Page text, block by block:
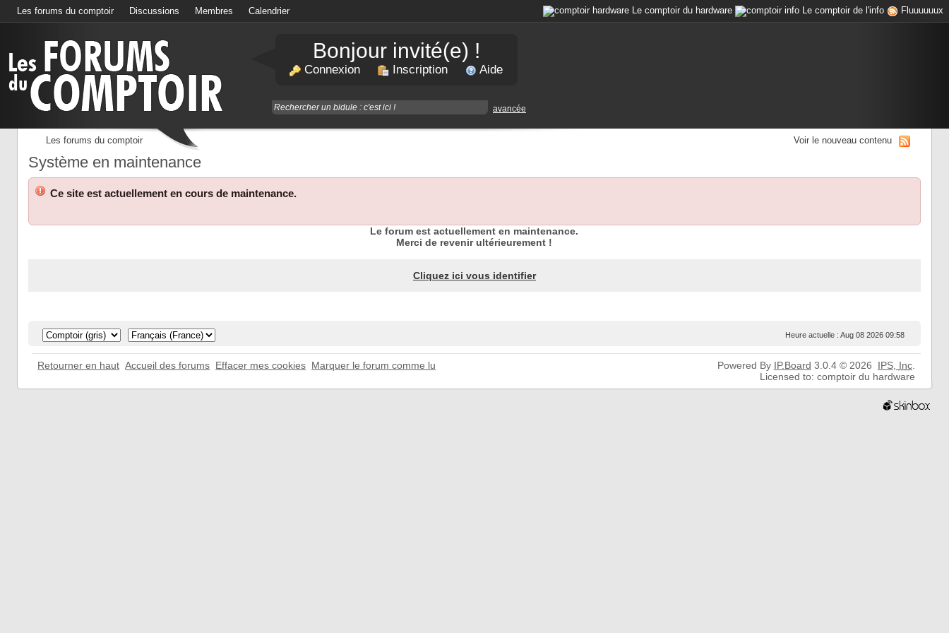
Les forums du comptoir Discussions Membres Calendrier Le comptoir du hardware Le comptoir de l'info Fluuuuuux
Bonjour invité(e) !
Connexion Inscription Aide
avancée
Les forums du comptoir Voir le nouveau contenu
Système en maintenance
Ce site est actuellement en cours de maintenance.
Le forum est actuellement en maintenance.
Merci de revenir ultérieurement !
Cliquez ici vous identifier
Heure actuelle : Aug 08 2026 09:58
Retourner en haut Accueil des forums Effacer mes cookies Marquer le forum comme lu Powered By IP.Board 3.0.4 © 2026 IPS, Inc.
Licensed to: comptoir du hardware